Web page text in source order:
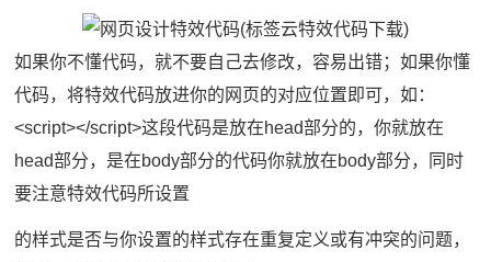
如果你不懂代码，就不要自己去修改，容易出错；如果你懂
代码，将特效代码放进你的网页的对应位置即可，如：
<script></script>这段代码是放在head部分的，你就放在
head部分，是在body部分的代码你就放在body部分，同时
要注意特效代码所设置
的样式是否与你设置的样式存在重复定义或有冲突的问题，